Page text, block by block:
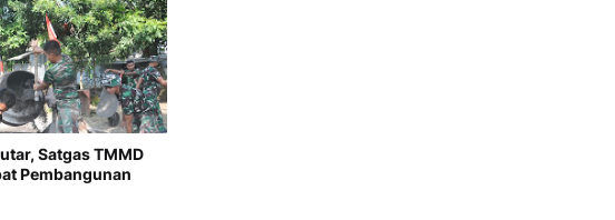
Satgas TMMD
Pembangunan